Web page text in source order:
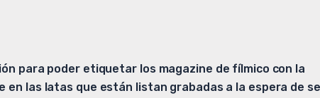
para poder etiquetar los magazine de fílmico con la
en las latas que están listan grabadas a la espera de